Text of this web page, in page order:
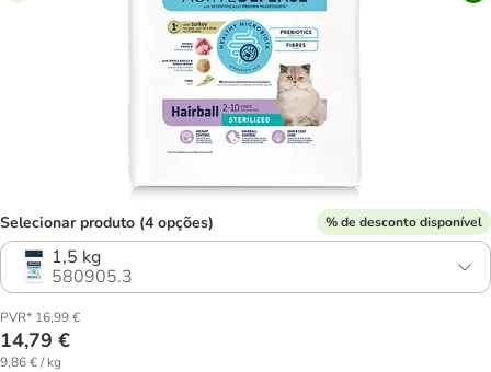
Selecionar produto (4 opções) % de desconto disponível
1,5 kg
580905.3
PVR* 16,99 €
14,79 €
9,86 € / kg